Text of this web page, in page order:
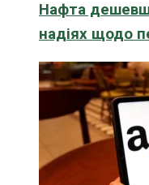
Нафта
надіях щодо